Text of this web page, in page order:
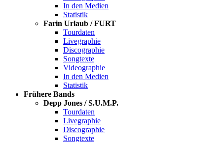
In den Medien
Statistik
Farin Urlaub / FURT
Tourdaten
Livegraphie
Discographie
Songtexte
Videographie
In den Medien
Statistik
Frühere Bands
Depp Jones / S.U.M.P.
Tourdaten
Livegraphie
Discographie
Songtexte